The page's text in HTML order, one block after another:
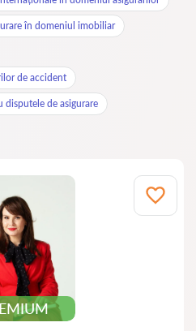
în domeniul imobiliar
de accident
disputele de asigurare